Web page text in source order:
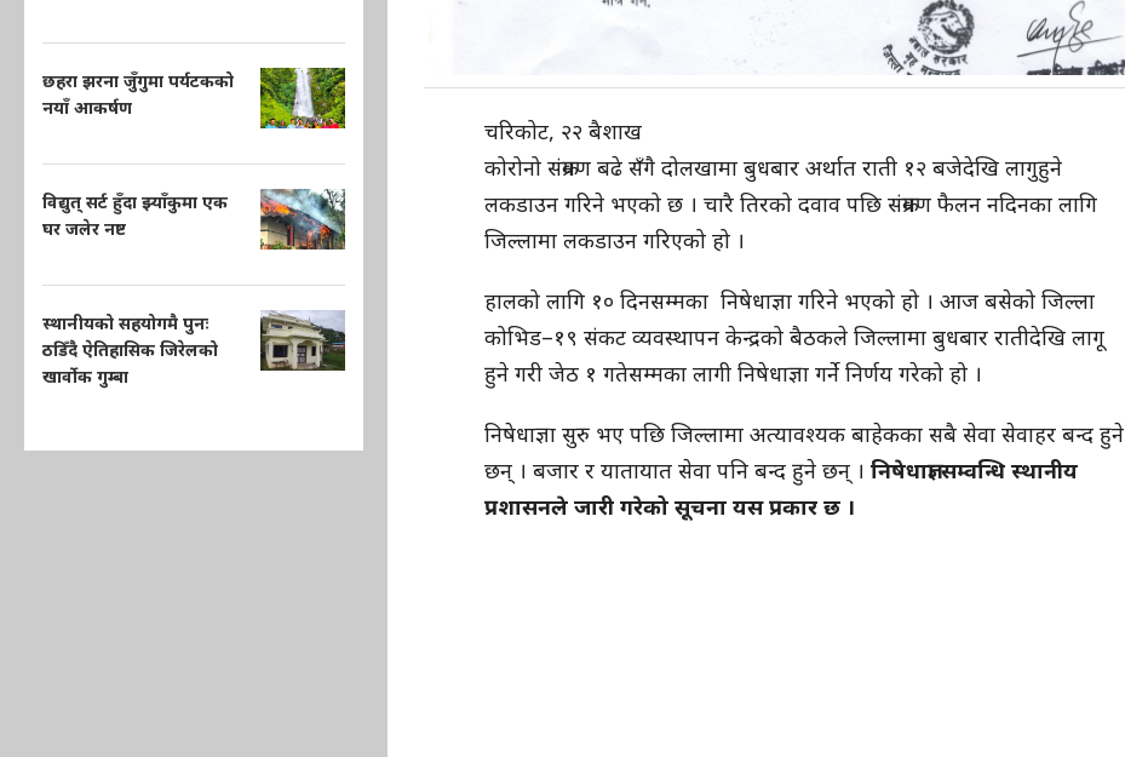
छहरा झरना जुँगुमा पर्यटकको
नयाँ आकर्षण
विद्युत् सर्ट हुँदा झ्याँकुमा एक
घर जलेर नष्ट
स्थानीयको सहयोगमै पुनः
ठडिँदै ऐतिहासिक जिरेलको
खार्वोक गुम्बा
चरिकोट, २२ बैशाख
कोरोनो संक्रमण बढे सँगै दोलखामा बुधबार अर्थात राती १२ बजेदेखि लागुहुने
लकडाउन गरिने भएको छ । चारै तिरको दवाव पछि संक्रमण फैलन नदिनका लागि
जिल्लामा लकडाउन गरिएको हो ।
हालको लागि १० दिनसम्मका निषेधाज्ञा गरिने भएको हो । आज बसेको जिल्ला
कोभिड–१९ संकट व्यवस्थापन केन्द्रको बैठकले जिल्लामा बुधबार रातीदेखि लागू
हुने गरी जेठ १ गतेसम्मका लागी निषेधाज्ञा गर्ने निर्णय गरेको हो ।
निषेधाज्ञा सुरु भए पछि जिल्लामा अत्यावश्यक बाहेकका सबै सेवा सेवाहर बन्द हुने
छन् । बजार र यातायात सेवा पनि बन्द हुने छन् । निषेधाज्ञा सम्वन्धि स्थानीय
प्रशासनले जारी गरेको सूचना यस प्रकार छ ।